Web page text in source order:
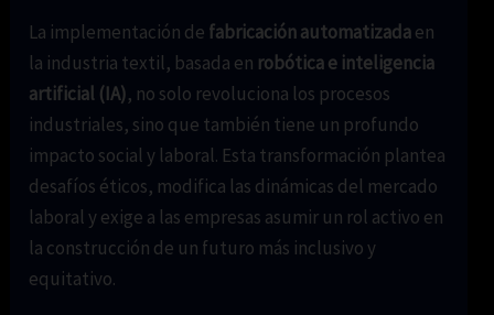
La implementación de fabricación automatizadaen
la industria textil, basada en robótica e inteligencia
artificial (IA), no solo revoluciona los procesos
industriales, sino que también tiene un profundo
impacto social y laboral. Esta transformación plantea
desafíos éticos, modifica las dinámicas del mercado
laboral y exige a las empresas asumir un rol activo en
la construcción de un futuro más inclusivo y
equitativo.